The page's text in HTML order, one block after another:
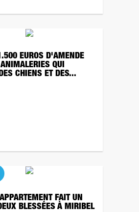
EUROS D'AMENDE
QUI
CHIENS ET DES...
FAIT UN
BLESSÉES À MIRIBEL